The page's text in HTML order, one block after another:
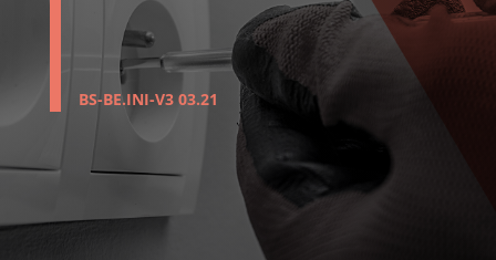
BS-BE.INI-V3 03.21